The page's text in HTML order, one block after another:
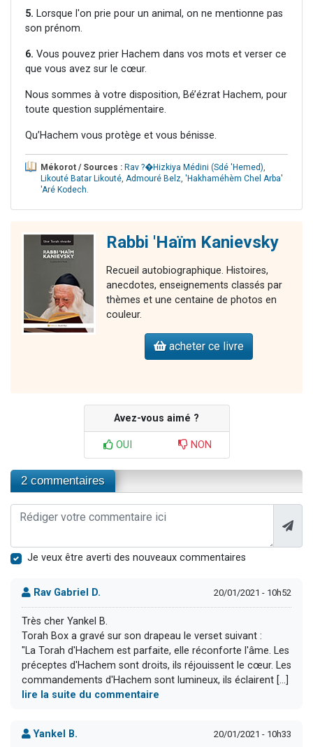
5. Lorsque l'on prie pour un animal, on ne mentionne pas
son prénom.
6. Vous pouvez prier Hachem dans vos mots et verser ce
que vous avez sur le cœur.
Nous sommes à votre disposition, Bé’ézrat Hachem, pour
toute question supplémentaire.
Qu’Hachem vous protège et vous bénisse.
Mékorot / Sources : Rav ?�Hizkiya Médini (Sdé 'Hemed),
Likouté Batar Likouté, Admouré Belz, 'Hakhaméhèm Chel Arba'
'Aré Kodech.
Rabbi 'Haïm Kanievsky
Recueil autobiographique. Histoires,
anecdotes, enseignements classés par
thèmes et une centaine de photos en
couleur.
acheter ce livre
Avez-vous aimé ?
OUI NON
2 commentaires
Je veux être averti des nouveaux commentaires
Rav Gabriel D. 20/01/2021 - 10h52
Très cher Yankel B.
Torah Box a gravé sur son drapeau le verset suivant :
"La Torah d'Hachem est parfaite, elle réconforte l'âme. Les
préceptes d'Hachem sont droits, ils réjouissent le cœur. Les
commandements d'Hachem sont lumineux, ils éclairent [...]
lire la suite du commentaire
Yankel B. 20/01/2021 - 10h33